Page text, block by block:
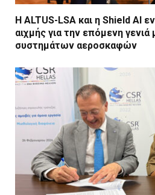
Η ALTUS-LSA και η Shield AI
αιχμής για την επόμενη
συστημάτων αεροσκαφών